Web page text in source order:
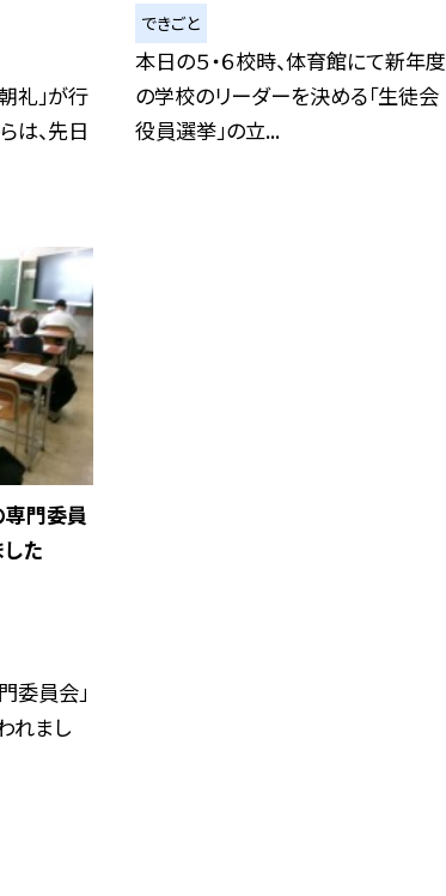
礼」が行
は、先日
できごと
本日の５・６校時、体育館にて新年度
の学校のリーダーを決める「生徒会
役員選挙」の立...
専門委員
た
委員会」
れまし